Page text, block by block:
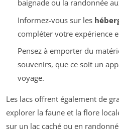
baignade ou la randonnée
Informez-vous sur les
compléter votre expérience
Pensez à emporter du
souvenirs, que ce soit un
voyage.
Les lacs offrent également de
explorer la faune et la flore
sur un lac caché ou en